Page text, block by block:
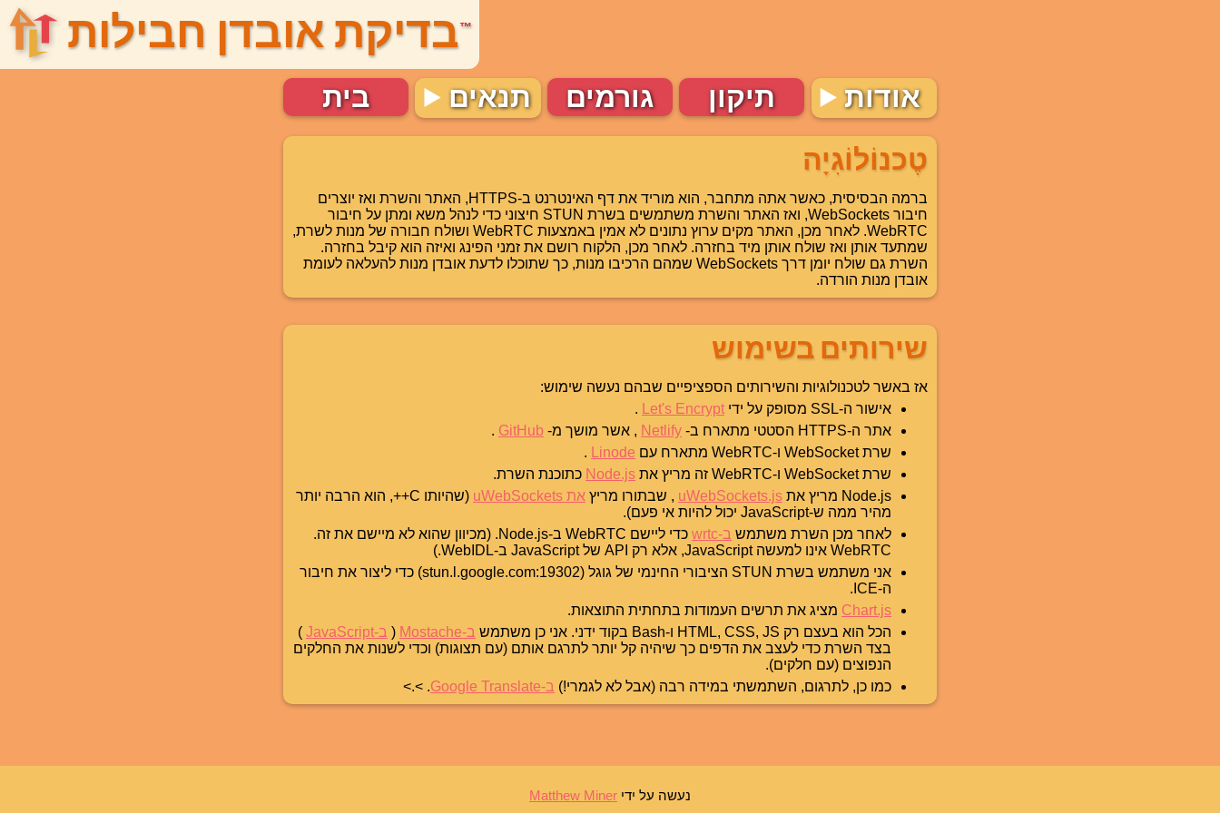
בדיקת אובדן חבילות™
בית תנאים גורמים תיקון אודות
טֶכנוֹלוֹגִיָה
ברמה הבסיסית, כאשר אתה מתחבר, הוא מוריד את דף האינטרנט ב-HTTPS, האתר והשרת ואז יוצרים
חיבור WebSockets, ואז האתר והשרת משתמשים בשרת STUN חיצוני כדי לנהל משא ומתן על חיבור
WebRTC. לאחר מכן, האתר מקים ערוץ נתונים לא אמין באמצעות WebRTC ושולח חבורה של מנות לשרת,
שמתעד אותן ואז שולח אותן מיד בחזרה. לאחר מכן, הלקוח רושם את זמני הפינג ואיזה הוא קיבל בחזרה.
השרת גם שולח יומן דרך WebSockets שמהם הרכיבו מנות, כך שתוכלו לדעת אובדן מנות להעלאה לעומת
אובדן מנות הורדה.
שירותים בשימוש
אז באשר לטכנולוגיות והשירותים הספציפיים שבהם נעשה שימוש:
אישור ה-SSL מסופק על ידי
Let's Encrypt
.
אתר ה-HTTPS הסטטי מתארח ב-
Netlify , אשר מושך מ- GitHub
.
שרת WebSocket ו-WebRTC מתארח עם
Linode
.
שרת WebSocket ו-WebRTC זה מריץ את
Node.js כתוכנת השרת.
Node.js מריץ את
uWebSockets.js , שבתורו מריץ את uWebSockets
(שהיותו C++, הוא הרבה יותר
מהיר ממה ש-JavaScript יכול להיות אי פעם).
לאחר מכן השרת משתמש ב-wrtc
כדי ליישם WebRTC ב-Node.js. (מכיוון שהוא לא מיישם את זה.
WebRTC אינו למעשה JavaScript, אלא רק API של JavaScript ב-WebIDL.)
אני משתמש בשרת STUN הציבורי החינמי של גוגל (stun.l.google.com:19302) כדי ליצור את חיבור
ה-ICE.
Chart.js מציג את תרשים העמודות בתחתית התוצאות.
הכל הוא בעצם רק HTML, CSS, JS ו-Bash בקוד ידני. אני כן משתמש
ב-Mostache ( ב-JavaScript
)
בצד השרת כדי לעצב את הדפים כך שיהיה קל יותר לתרגם אותם (עם תצוגות) וכדי לשנות את החלקים
הנפוצים (עם חלקים).
כמו כן, לתרגום, השתמשתי במידה רבה (אבל לא לגמרי!) ב-Google Translate . >.>
נעשה על ידי Matthew Miner